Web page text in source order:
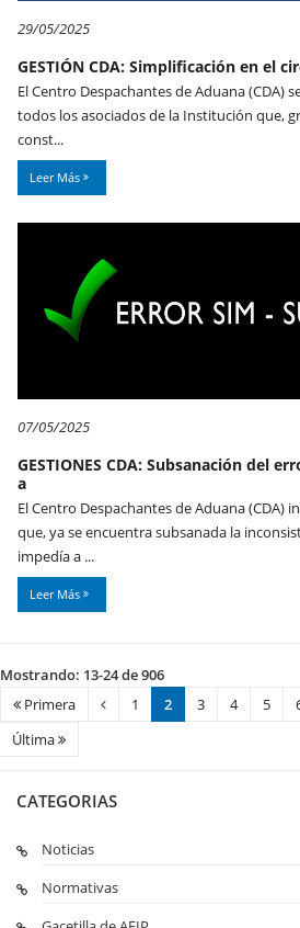
29/05/2025
GESTIÓN CDA: Simplificación en el
El Centro Despachantes de Aduana (CDA)
todos los asociados de la Institución que,
const...
Leer Más
07/05/2025
GESTIONES CDA: Subsanación del
a
El Centro Despachantes de Aduana (CDA)
que, ya se encuentra subsanada la
impedía a ...
Leer Más
Mostrando: 13-24 de 906
Primera
1 2 3 4 5
Última
CATEGORIAS
Noticias
Normativas